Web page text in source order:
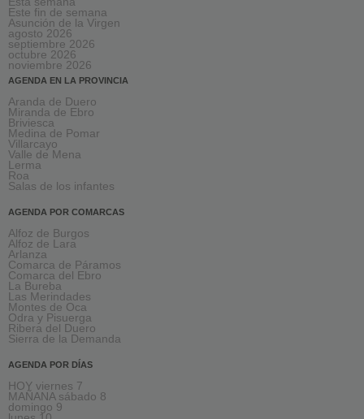
Este fin de semana
Asunción de la Virgen
agosto 2026
septiembre 2026
octubre 2026
noviembre 2026
AGENDA EN LA PROVINCIA
Aranda de Duero
Miranda de Ebro
Briviesca
Medina de Pomar
Villarcayo
Valle de Mena
Lerma
Roa
Salas de los infantes
AGENDA POR COMARCAS
Alfoz de Burgos
Alfoz de Lara
Arlanza
Comarca de Páramos
Comarca del Ebro
La Bureba
Las Merindades
Montes de Oca
Odra y Pisuerga
Ribera del Duero
Sierra de la Demanda
AGENDA POR DÍAS
HOY viernes 7
MAÑANA sábado 8
domingo 9